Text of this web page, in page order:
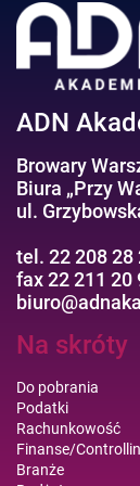
ADN
Browary
Biura „Przy
ul.
tel. 22 208 28
fax 22 211 20
Na skróty
Do pobrania
Podatki
Rachunkowość
Finanse/
Branże